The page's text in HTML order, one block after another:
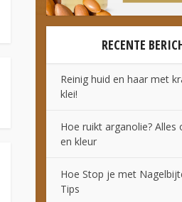
RECENTE
Reinig huid en haar met
klei!
Hoe ruikt arganolie? Alles
en kleur
Hoe Stop je met
Tips